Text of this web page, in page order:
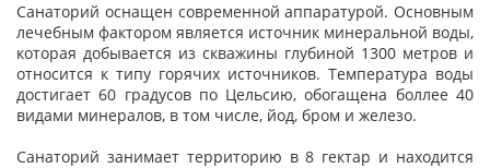
Санаторий оснащен современной аппаратурой. Основным
лечебным фактором является источник минеральной воды,
которая добывается из скважины глубиной 1300 метров и
относится к типу горячих источников. Температура воды
достигает 60 градусов по Цельсию, обогащена боллее 40
видами минералов, в том числе, йод, бром и железо.
Санаторий занимает территорию в 8 гектар и находится